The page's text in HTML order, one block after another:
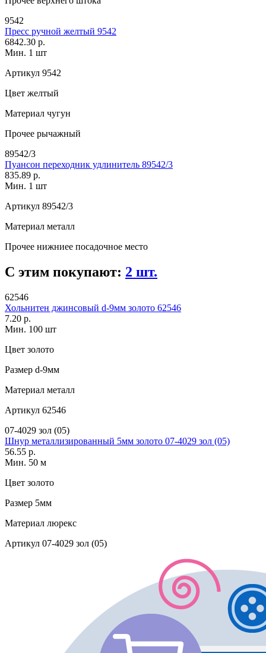
9542
Пресс ручной желтый 9542
6842.30 р.
Мин. 1 шт
Артикул 9542
Цвет желтый
Материал чугун
Прочее рычажный
89542/3
Пуансон переходник удлинитель 89542/3
835.89 р.
Мин. 1 шт
Артикул 89542/3
Материал металл
Прочее нижниее посадочное место
С этим покупают: 2 шт.
62546
Хольнитен джинсовый d-9мм золото 62546
7.20 р.
Мин. 100 шт
Цвет золото
Размер d-9мм
Материал металл
Артикул 62546
07-4029 зол (05)
Шнур металлизированный 5мм золото 07-4029 зол (05)
56.55 р.
Мин. 50 м
Цвет золото
Размер 5мм
Материал люрекс
Артикул 07-4029 зол (05)